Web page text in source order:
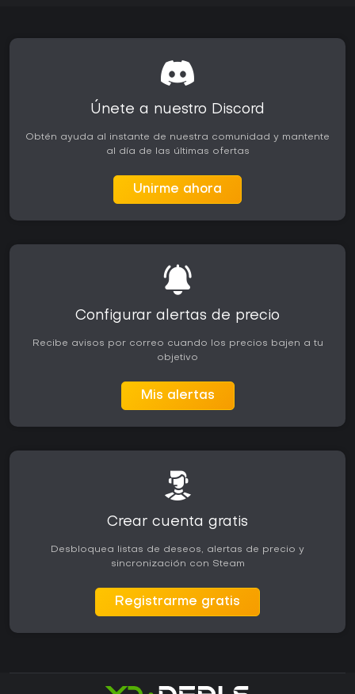
Únete a nuestro Discord
Obtén ayuda al instante de nuestra comunidad y mantente
al día de las últimas ofertas
Unirme ahora
Configurar alertas de precio
Recibe avisos por correo cuando los precios bajen a tu
objetivo
Mis alertas
Crear cuenta gratis
Desbloquea listas de deseos, alertas de precio y
sincronización con Steam
Registrarme gratis